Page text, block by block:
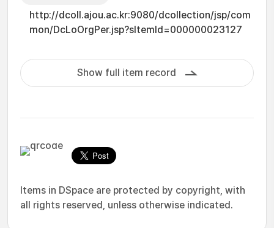
http://dcoll.ajou.ac.kr:9080/dcollection/jsp/com
mon/DcLoOrgPer.jsp?sItemId=000000023127
Show full item record
Items in DSpace are protected by copyright, with
all rights reserved, unless otherwise indicated.